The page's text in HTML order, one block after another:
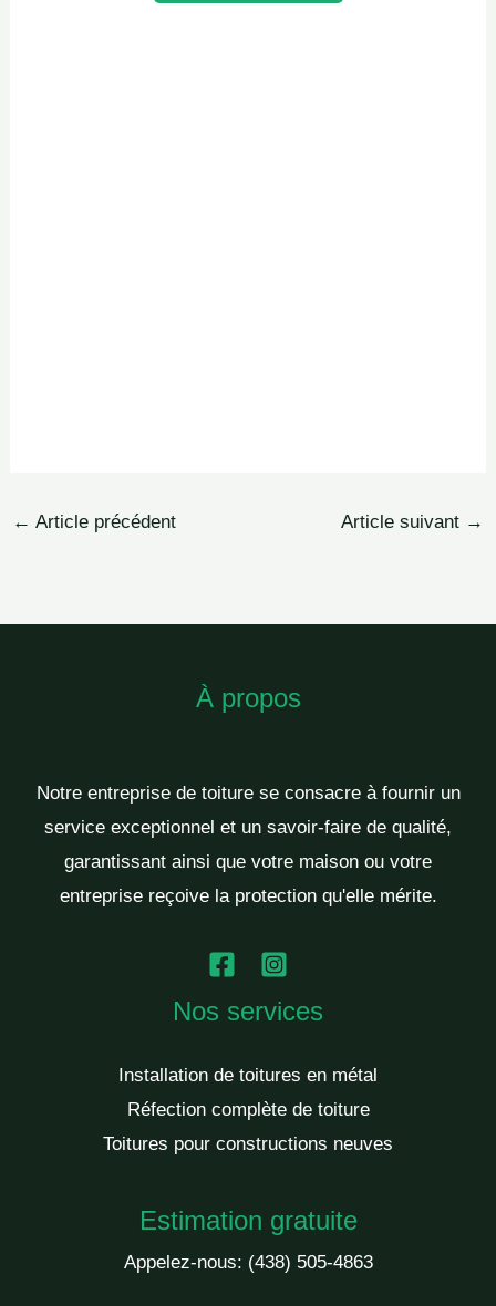
← Article précédent Article suivant →
À propos
Notre entreprise de toiture se consacre à fournir un
service exceptionnel et un savoir-faire de qualité,
garantissant ainsi que votre maison ou votre
entreprise reçoive la protection qu'elle mérite.
Nos services
Installation de toitures en métal
Réfection complète de toiture
Toitures pour constructions neuves
Estimation gratuite
Appelez-nous: (438) 505-4863